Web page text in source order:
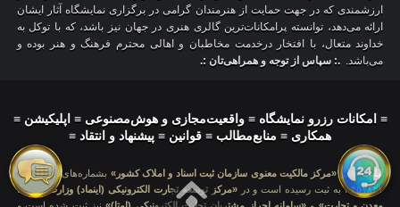
ارزشمندی که در جهت حمایت از هنرمندان گرامی در برگزاری نمایشگاه آثار ایشان
ارائه می‌دهد، توانسته پرامکانات‌ترین گالری هنری در جهان نیز باشد، که با توکل به
خداوند متعال، با افتخار درخدمت مخاطبان و اهالی محترم فرهنگ و هنر بوده و
می‌باشد. .: سپاس از توجه و همراهی‌تان :.
≡ امکانات رزرو نمایشگاه ≡واقعیت‌مجازی و هوش‌مصنوعی ≡ اپلیکیشن ≡
همکاری ≡ منابع‌مطالب ≡ قوانین ≡ پیشنهاد و انتقاد ≡
لیلیت® در«مرکز مالکیت معنوی سازمان ثبت اسناد و املاک کشور»
بشماره‌های: ۲۸۰۹۲۹ و
۴۵۱۸۴۱ ، به ثبت رسیده است و در
«مرکز توسعه تجارت الکترونیکی (اینماد) وزارت صنعت،